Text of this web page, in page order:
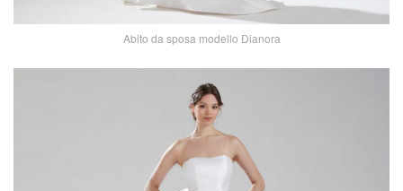
Abito da sposa modello Dianora